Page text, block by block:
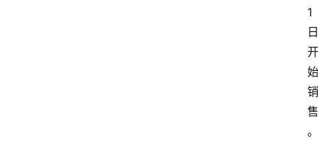
1
日
开
始
销
售
。